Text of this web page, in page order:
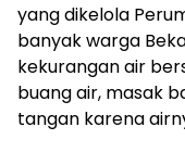
yang dikelola
banyak warga
kekurangan air
buang air, masak
tangan karena